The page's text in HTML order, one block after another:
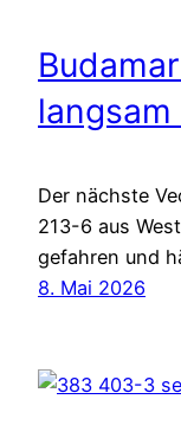
Der nächste
213-6 aus
gefahren und
8. Mai 2026